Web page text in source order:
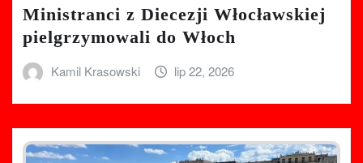
Ministranci z Diecezji Włocławskiej
pielgrzymowali do Włoch
Kamil Krasowski lip 22, 2026